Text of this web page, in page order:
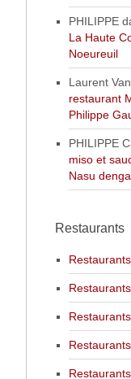
PHILIPPE
La Haute
Noeureuil
Laurent
restaurant
Philippe
PHILIPPE
miso et
Nasu
Restaurants